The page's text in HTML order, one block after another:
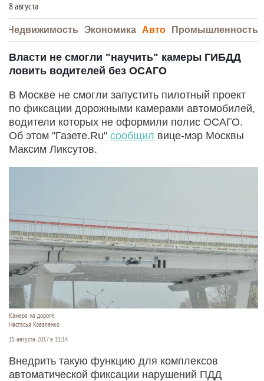
8 августа
Недвижимость Экономика Авто Промышленность
Власти не смогли "научить" камеры ГИБДД
ловить водителей без ОСАГО
В Москве не смогли запустить пилотный проект
по фиксации дорожными камерами автомобилей,
водители которых не оформили полис ОСАГО.
Об этом "Газете.Ru" сообщил вице-мэр Москвы
Максим Ликсутов.
Камера на дороге.
Настасья Коваленко
15 августа 2017 в 11:14
Внедрить такую функцию для комплексов
автоматической фиксации нарушений ПДД